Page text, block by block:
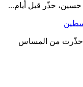
حسين، حذّر قبل أيام...
حذّرت من المساس